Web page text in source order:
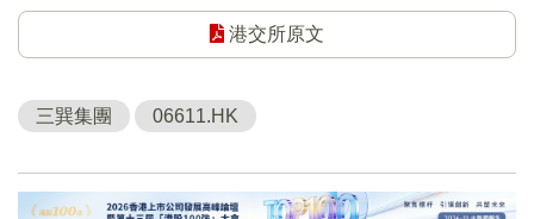
港交所原文
三巽集團 06611.HK